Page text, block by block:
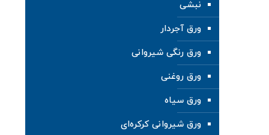
نبشی
ورق آجردار
ورق رنگی شیروانی
ورق روغنی
ورق سیاه
ورق شیروانی کرکره‌ای